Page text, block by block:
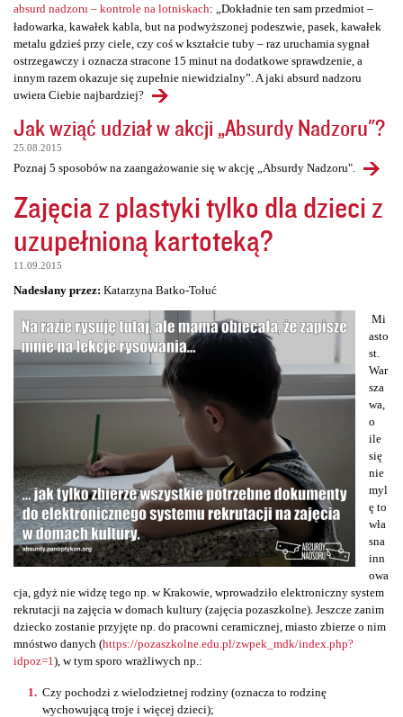
absurd nadzoru – kontrole na lotniskach: „Dokładnie ten sam przedmiot –
ładowarka, kawałek kabla, but na podwyższonej podeszwie, pasek, kawałek
metalu gdzieś przy ciele, czy coś w kształcie tuby – raz uruchamia sygnał
ostrzegawczy i oznacza stracone 15 minut na dodatkowe sprawdzenie, a
innym razem okazuje się zupełnie niewidzialny”. A jaki absurd nadzoru
uwiera Ciebie najbardziej?
Jak wziąć udział w akcji „Absurdy Nadzoru"?
25.08.2015
Poznaj 5 sposobów na zaangażowanie się w akcję „Absurdy Nadzoru".
Zajęcia z plastyki tylko dla dzieci z
uzupełnioną kartoteką?
11.09.2015
Nadesłany przez: Katarzyna Batko-Tołuć
Mi
asto
st.
War
sza
wa,
o
ile
się
nie
myl
ę to
wła
sna
inn
owa
cja, gdyż nie widzę tego np. w Krakowie, wprowadziło elektroniczny system
rekrutacji na zajęcia w domach kultury (zajęcia pozaszkolne). Jeszcze zanim
dziecko zostanie przyjęte np. do pracowni ceramicznej, miasto zbierze o nim
mnóstwo danych (https://pozaszkolne.edu.pl/zwpek_mdk/index.php?
idpoz=1), w tym sporo wrażliwych np.:
Czy pochodzi z wielodzietnej rodziny (oznacza to rodzinę
wychowującą troje i więcej dzieci);